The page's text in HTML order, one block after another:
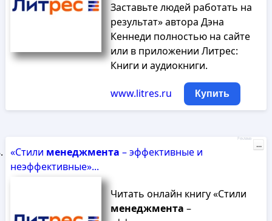
Заставьте людей работать на
результат» автора Дэна
Кеннеди полностью на сайте
или в приложении Литрес:
Книги и аудиокниги.
www.litres.ru Купить
«Стили менеджмента – эффективные и
неэффективные»...
Читать онлайн книгу «Стили
менеджмента –
Реклама
...